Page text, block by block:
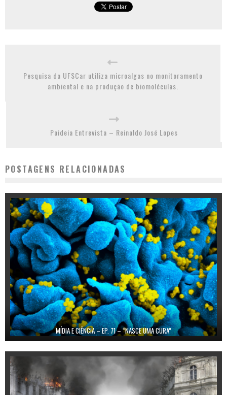
Pesquisa da UFSCar utiliza microalgas no monitoramento
ambiental e na produção de biomoléculas.
Paideia Entrevista – Reinaldo José Lopes
POSTAGENS RELACIONADAS
MÍDIA E CIÊNCIA – EP. 71 – “NASCE UMA CURA”